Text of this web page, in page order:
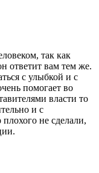
так как
ответит вам тем же.
с улыбкой и с
помогает во
власти то
и с
не сделали,